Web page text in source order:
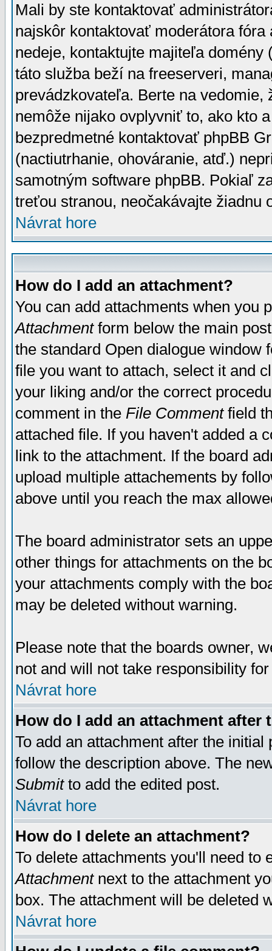
Mali by ste kontaktovať
najskôr kontaktovať moderátora
nedeje, kontaktujte majiteľa
táto služba beží na freeserveri,
prevádzkovateľa. Berte na vedomie,
nemôže nijako ovplyvniť to, ako kto
bezpredmetné kontaktovať phpBB
(nactiutrhanie, ohováranie, atď.)
samotným software phpBB. Pokiaľ
treťou stranou, neočakávajte žiadnu
Návrat hore
How do I add an attachment?
You can add attachments when you
Attachmentform below the main
the standard Open dialogue window
file you want to attach, select it and
your liking and/or the correct
comment in the File Commentfield
attached file. If you haven't added a
link to the attachment. If the board
upload multiple attachements by
above until you reach the max
The board administrator sets an
other things for attachments on the
your attachments comply with the
may be deleted without warning.
Please note that the boards owner,
not and will not take responsibility
Návrat hore
How do I add an attachment after
To add an attachment after the
follow the description above. The
Submitto add the edited post.
Návrat hore
How do I delete an attachment?
To delete attachments you'll need
Attachmentnext to the attachment
box. The attachment will be deleted
Návrat hore